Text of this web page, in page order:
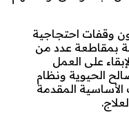
وقفات احتجاجية
بمقاطعة عدد من
على العمل
الحيوية ونظام
الأساسية المقدمة